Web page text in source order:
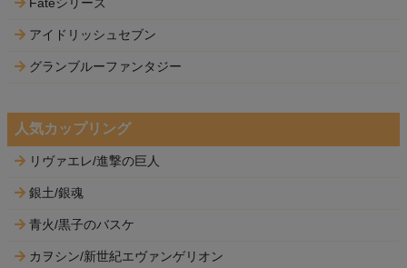
アイドリッシュセブン
グランブルーファンタジー
人気カップリング
リヴァエレ/進撃の巨人
銀土/銀魂
青火/黒子のバスケ
カヲシン/新世紀エヴァンゲリオン